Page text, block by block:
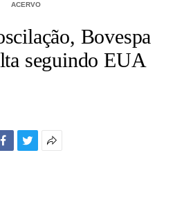
ACERVO
Bovespa
seguindo EUA